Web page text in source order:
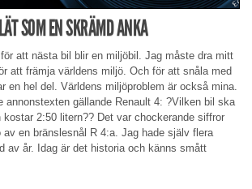
SOM EN SKRÄMD ANKA
att nästa bil blir en miljöbil. Jag måste dra mitt
att främja världens miljö. Och för att snåla med
en hel del. Världens miljöproblem är också mina.
annonstexten gällande Renault 4: ?Vilken bil ska
kostar 2:50 litern?? Det var chockerande siffror
en bränslesnål R 4:a. Jag hade själv flera
av år. Idag är det historia och känns smått